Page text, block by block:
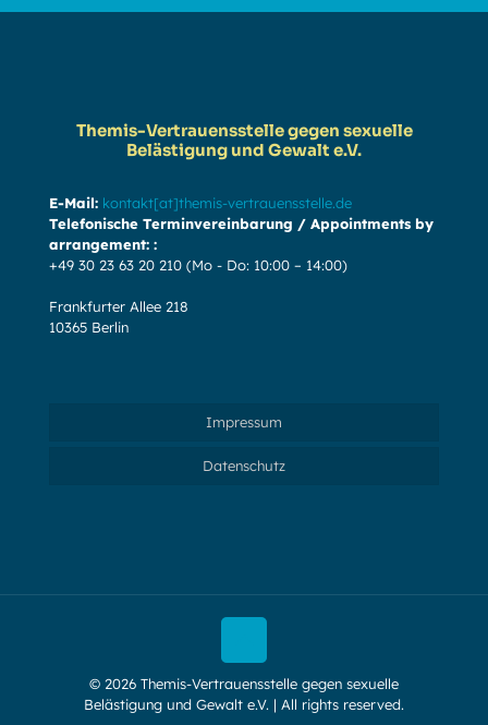
Themis-Vertrauensstelle gegen sexuelle
Belästigung und Gewalt e.V.
E-Mail: kontakt[at]themis-vertrauensstelle.de
Telefonische Terminvereinbarung / Appointments by
arrangement: :
+49 30 23 63 20 210 (Mo - Do: 10:00 – 14:00)
Frankfurter Allee 218
10365 Berlin
Impressum
Datenschutz
© 2026 Themis-Vertrauensstelle gegen sexuelle
Belästigung und Gewalt e.V. | All rights reserved.